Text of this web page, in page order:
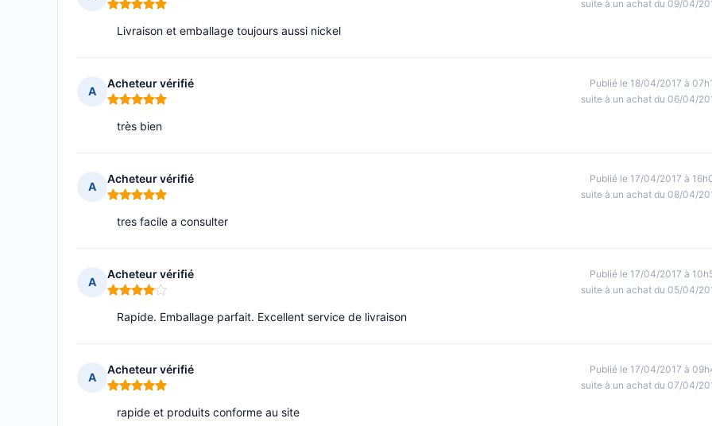
Note : 5 sur 5
suite à un achat du 09/04/
Livraison et emballage toujours aussi nickel
A
Acheteur vérifié
Note : 5 sur 5
Publié le 18/04/2017 à
suite à un achat du 06/04/
très bien
A
Acheteur vérifié
Note : 5 sur 5
Publié le 17/04/2017 à
suite à un achat du 08/04/
tres facile a consulter
A
Acheteur vérifié
Note : 4 sur 5
Publié le 17/04/2017 à
suite à un achat du 05/04/
Rapide. Emballage parfait. Excellent service de livraison
A
Acheteur vérifié
Note : 5 sur 5
Publié le 17/04/2017 à
suite à un achat du 07/04/
rapide et produits conforme au site